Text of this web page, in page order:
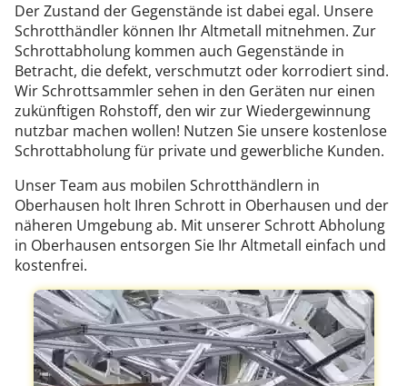
Der Zustand der Gegenstände ist dabei egal. Unsere
Schrotthändler können Ihr Altmetall mitnehmen. Zur
Schrottabholung kommen auch Gegenstände in
Betracht, die defekt, verschmutzt oder korrodiert sind.
Wir Schrottsammler sehen in den Geräten nur einen
zukünftigen Rohstoff, den wir zur Wiedergewinnung
nutzbar machen wollen! Nutzen Sie unsere kostenlose
Schrottabholung für private und gewerbliche Kunden.
Unser Team aus mobilen Schrotthändlern in
Oberhausen holt Ihren Schrott in Oberhausen und der
näheren Umgebung ab. Mit unserer Schrott Abholung
in Oberhausen entsorgen Sie Ihr Altmetall einfach und
kostenfrei.